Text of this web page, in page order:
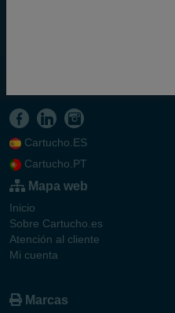
Cartucho.ES
Cartucho.PT
Mapa web
Inicio
Sobre Cartucho.es
Atención al cliente
Mi cuenta
Marcas